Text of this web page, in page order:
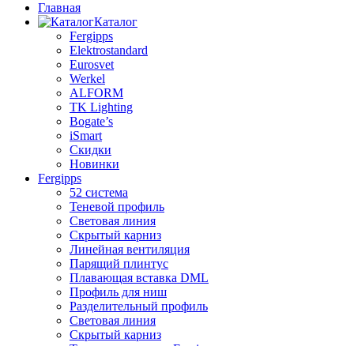
Главная
Каталог
Fergipps
Elektrostandard
Eurosvet
Werkel
ALFORM
TK Lighting
Bogate’s
iSmart
Скидки
Новинки
Fergipps
52 система
Теневой профиль
Световая линия
Скрытый карниз
Линейная вентиляция
Парящий плинтус
Плавающая вставка DML
Профиль для ниш
Разделительный профиль
Световая линия
Скрытый карниз